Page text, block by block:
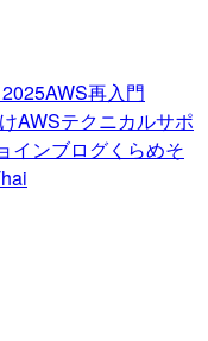
AWS再入門
AWSテクニカルサポ
インブログくらめそ